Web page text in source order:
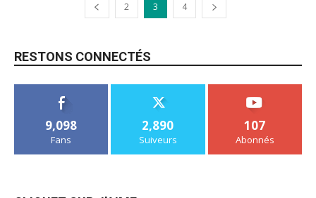
2 3 4
RESTONS CONNECTÉS
9,098
Fans
2,890
Suiveurs
107
Abonnés